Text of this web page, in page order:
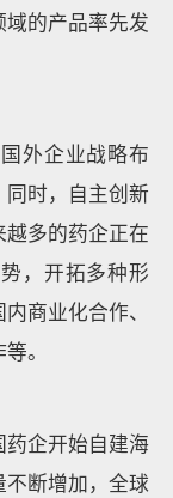
的产品率先发
外企业战略布
时，自主创新
多的药企正在
，开拓多种形
商业化合作、
。
企开始自建海
断增加，全球